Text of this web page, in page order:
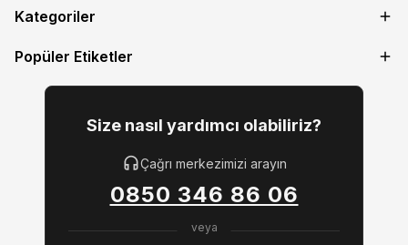
Kategoriler
Popüler Etiketler
Size nasıl yardımcı olabiliriz?
Çağrı merkezimizi arayın
0850 346 86 06